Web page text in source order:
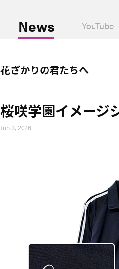
News YouTube
花ざかりの君たちへ
桜咲学園イメージ
Jun 3, 2026